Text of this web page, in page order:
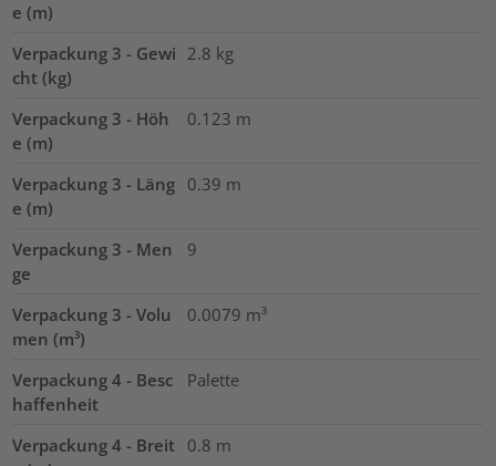
e (m)
Verpackung 3 - Gewi
cht (kg)
2.8 kg
Verpackung 3 - Höh
e (m)
0.123 m
Verpackung 3 - Läng
e (m)
0.39 m
Verpackung 3 - Men
ge
9
Verpackung 3 - Volu
men (m³)
0.0079 m³
Verpackung 4 - Besc
haffenheit
Palette
Verpackung 4 - Breit 0.8 m